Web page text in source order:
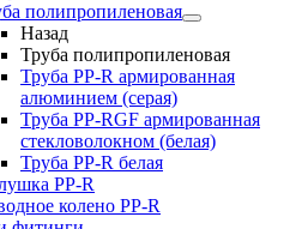
полипропиленовая
Назад
Труба полипропиленовая
Труба PP-R армированная
алюминием (серая)
Труба PP-RGF армированная
стекловолокном (белая)
Труба РР-R белая
PP-R
колено PP-R